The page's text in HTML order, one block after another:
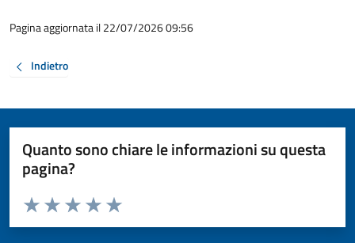
Pagina aggiornata il 22/07/2026 09:56
Indietro
Quanto sono chiare le informazioni su questa
pagina?
Valuta da 1 a 5 stelle la pagina
Valuta 5 stelle su 5
Valuta 4 stelle su 5
Valuta 3 stelle su 5
Valuta 2 stelle su 5
Valuta 1 stelle su 5